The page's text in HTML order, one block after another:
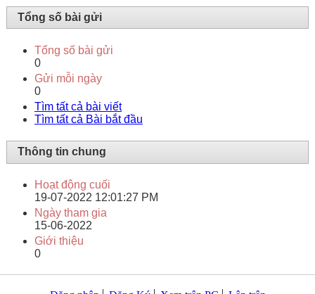
Tổng số bài gửi
Tổng số bài gửi
0
Gửi mỗi ngày
0
Tìm tất cả bài viết
Tìm tất cả Bài bắt đầu
Thông tin chung
Hoạt động cuối
19-07-2022 12:01:27 PM
Ngày tham gia
15-06-2022
Giới thiệu
0